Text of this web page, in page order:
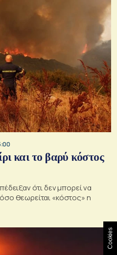
και το βαρύ κόστος
ότι δεν μπορεί να
θεωρείται «κόστος» η
Cookies